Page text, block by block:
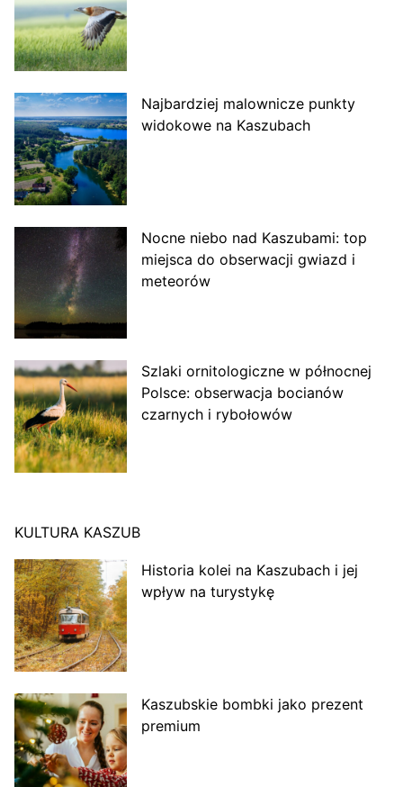
Najbardziej malownicze punkty
widokowe na Kaszubach
Nocne niebo nad Kaszubami: top
miejsca do obserwacji gwiazd i
meteorów
Szlaki ornitologiczne w północnej
Polsce: obserwacja bocianów
czarnych i rybołowów
KULTURA KASZUB
Historia kolei na Kaszubach i jej
wpływ na turystykę
Kaszubskie bombki jako prezent
premium